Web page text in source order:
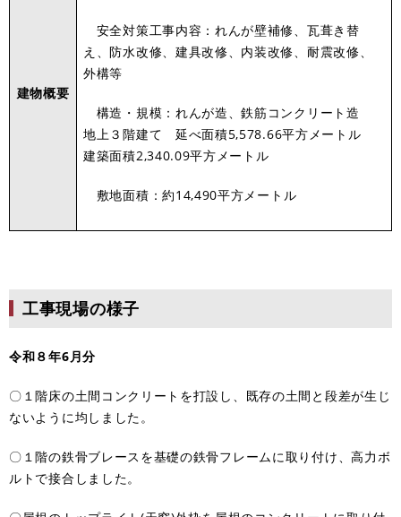
建物概要
安全対策工事内容：れんが壁補修、瓦葺き替
え、防水改修、建具改修、内装改修、耐震改修、
外構等
構造・規模：れんが造、鉄筋コンクリート造
地上３階建て 延べ面積5,578.66平方メートル
建築面積2,340.09平方メートル
敷地面積：約14,490平方メートル
工事現場の様子
令和８年6月分
〇１階床の土間コンクリートを打設し、既存の土間と段差が生じ
ないように均しました。
〇１階の鉄骨ブレースを基礎の鉄骨フレームに取り付け、高力ボ
ルトで接合しました。